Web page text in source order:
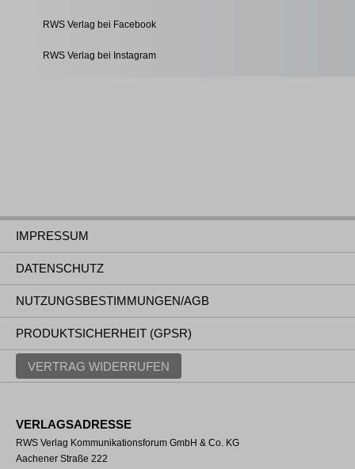
RWS Verlag bei Facebook
RWS Verlag bei Instagram
IMPRESSUM
DATENSCHUTZ
NUTZUNGSBESTIMMUNGEN/AGB
PRODUKTSICHERHEIT (GPSR)
VERTRAG WIDERRUFEN
VERLAGSADRESSE
RWS Verlag Kommunikationsforum GmbH & Co. KG
Aachener Straße 222